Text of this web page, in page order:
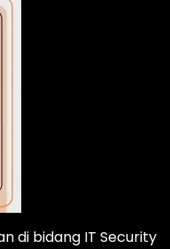
di bidang IT Security